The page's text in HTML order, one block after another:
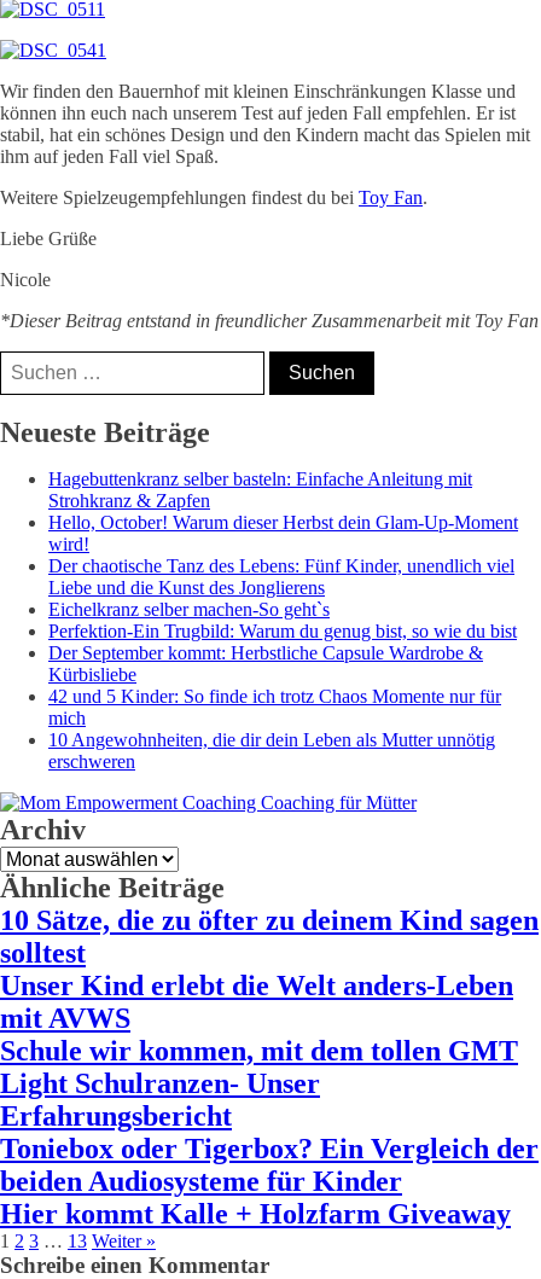
Wir finden den Bauernhof mit kleinen Einschränkungen Klasse und
können ihn euch nach unserem Test auf jeden Fall empfehlen. Er ist
stabil, hat ein schönes Design und den Kindern macht das Spielen mit
ihm auf jeden Fall viel Spaß.
Weitere Spielzeugempfehlungen findest du bei Toy Fan.
Liebe Grüße
Nicole
*Dieser Beitrag entstand in freundlicher Zusammenarbeit mit Toy Fan
Suchen
nach:
Nicole, Mama⁵,
Coach
Neueste Beiträge
Hagebuttenkranz selber basteln: Einfache Anleitung mit
Strohkranz & Zapfen
Hello, October! Warum dieser Herbst dein Glam-Up-Moment
wird!
Der chaotische Tanz des Lebens: Fünf Kinder, unendlich viel
Liebe und die Kunst des Jonglierens
Eichelkranz selber machen-So geht`s
Perfektion-Ein Trugbild: Warum du genug bist, so wie du bist
Der September kommt: Herbstliche Capsule Wardrobe &
Kürbisliebe
42 und 5 Kinder: So finde ich trotz Chaos Momente nur für
mich
10 Angewohnheiten, die dir dein Leben als Mutter unnötig
erschweren
Archiv
Archiv
Ähnliche Beiträge
10 Sätze, die zu öfter zu deinem Kind sagen
solltest
Unser Kind erlebt die Welt anders-Leben
mit AVWS
Schule wir kommen, mit dem tollen GMT
Light Schulranzen- Unser
Erfahrungsbericht
Toniebox oder Tigerbox? Ein Vergleich der
beiden Audiosysteme für Kinder
Hier kommt Kalle + Holzfarm Giveaway
1 2 3 … 13 Weiter »
Schreibe einen Kommentar